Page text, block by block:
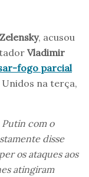
, acusou
Vladimir
fogo parcial
na terça,
Putin com o
disse
os ataques aos
atingiram